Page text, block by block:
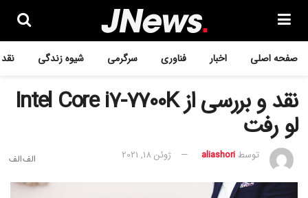
صفحه اصلی اخبار فناوری سرگرمی شیوه زندگی
نقد و بررسی از Intel Core i7-7700K
لو رفت
توسطaliashori ژوئن 18, 2021